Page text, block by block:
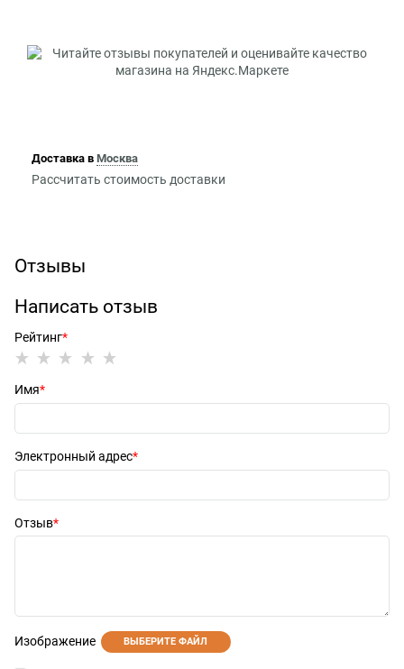
Доставка в Москва
Рассчитать стоимость доставки
Отзывы
Написать отзыв
Рейтинг
Имя
Электронный адрес
Отзыв
Изображение ВЫБЕРИТЕ ФАЙЛ